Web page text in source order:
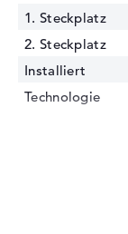
1. Steckplatz
2. Steckplatz
Installiert
Technologie